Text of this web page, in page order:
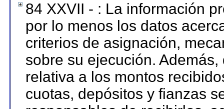
84 XXVII - : La información
por lo menos los datos
criterios de asignación,
sobre su ejecución.
relativa a los montos
cuotas, depósitos y fianzas